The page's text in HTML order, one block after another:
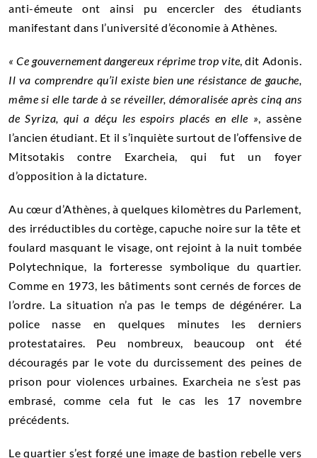
anti-émeute ont ainsi pu encercler des étudiants
manifestant dans l’université d’économie à Athènes.
«Ce gouvernement dangereux réprime trop vite , dit Adonis.
Il va comprendre qu’il existe bien une résistance de gauche,
même si elle tarde à se réveiller, démoralisée après cinq ans
de Syriza, qui a déçu les espoirs placés en elle » , assène
l’ancien étudiant. Et il s’inquiète surtout de l’offensive de
Mitsotakis contre Exarcheia, qui fut un foyer
d’opposition à la dictature.
Au cœur d’Athènes, à quelques kilomètres du Parlement,
des irréductibles du cortège, capuche noire sur la tête et
foulard masquant le visage, ont rejoint à la nuit tombée
Polytechnique, la forteresse symbolique du quartier.
Comme en 1973, les bâtiments sont cernés de forces de
l’ordre. La situation n’a pas le temps de dégénérer. La
police nasse en quelques minutes les derniers
protestataires. Peu nombreux, beaucoup ont été
découragés par le vote du durcissement des peines de
prison pour violences urbaines. Exarcheia ne s’est pas
embrasé, comme cela fut le cas les 17 novembre
précédents.
Le quartier s’est forgé une image de bastion rebelle vers